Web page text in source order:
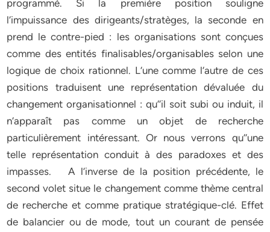
programmé. Si la première position souligne
l‘impuissance des dirigeants/stratèges, la seconde en
prend le contre-pied : les organisations sont conçues
comme des entités finalisables/organisables selon une
logique de choix rationnel. L‘une comme l‘autre de ces
positions traduisent une représentation dévaluée du
changement organisationnel : qu‘‘il soit subi ou induit, il
n‘apparaît pas comme un objet de recherche
particulièrement intéressant. Or nous verrons qu‘‘une
telle représentation conduit à des paradoxes et des
impasses. A l‘inverse de la position précédente, le
second volet situe le changement comme thème central
de recherche et comme pratique stratégique-clé. Effet
de balancier ou de mode, tout un courant de pensée